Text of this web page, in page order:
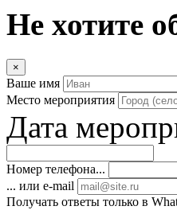
Не хотите
×
Ваше имя
Место мероприятия
Дата
Номер телефона...
... или e-mail
Получать ответы только в